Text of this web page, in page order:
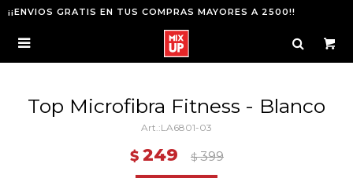
¡¡ENVIOS GRATIS EN TUS COMPRAS MAYORES A 2500!!

Top Microfibra Fitness - Blanco
LA6801-03
$ 249 $ 399